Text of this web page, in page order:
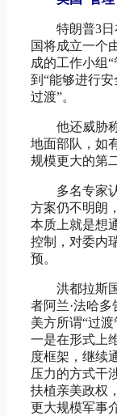
特朗普3日
国将成立一个
成的工作小组
到“能够进行
过渡”。
他还威胁称
地面部队，如
规模更大的第
多名专家认
方案仍不明朗
本质上就是想
控制，对委内
预。
洪都拉斯国
者阿兰·法哈多
美方所谓“过渡
一是在形式上
度框架，继续
压力的方式干
扶植亲美政权
更大规模军事